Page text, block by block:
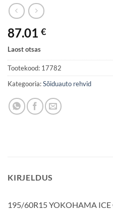
87.01 €
Laost otsas
Tootekood: 17782
Kategooria:Sõiduauto rehvid
KIRJELDUS
195/60R15 YOKOHAMA